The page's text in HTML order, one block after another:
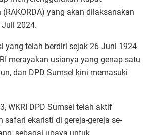
(RAKORDA) yang akan dilaksanakan
2024.
yang telah berdiri sejak 26 Juni 1924
merayakan usianya yang genap satu
dan DPD Sumsel kini memasuki
WKRI DPD Sumsel telah aktif
safari ekaristi di gereja-gereja se-